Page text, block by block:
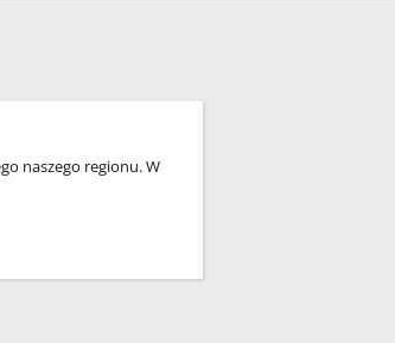
naszego regionu. W